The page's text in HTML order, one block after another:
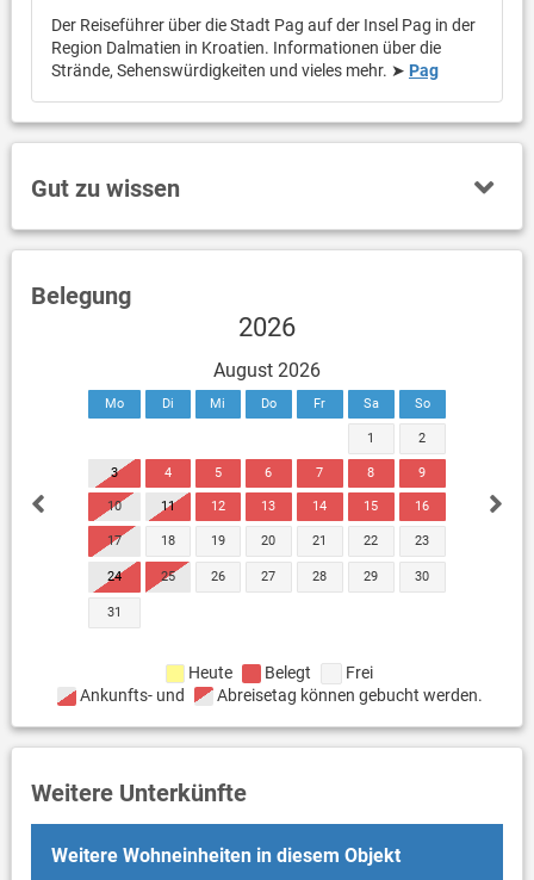
Der Reiseführer über die Stadt Pag auf der Insel Pag in der
Region Dalmatien in Kroatien. Informationen über die
Strände, Sehenswürdigkeiten und vieles mehr. ➤ Pag
Gut zu wissen
Belegung
2026
August 2026
Mo Di Mi Do Fr Sa So
1 2
3 4 5 6 7 8 9
10 11 12 13 14 15 16
17 18 19 20 21 22 23
24 25 26 27 28 29 30
31
Heute Belegt
Frei
Ankunfts- und
Abreisetag können gebucht werden.
Weitere Unterkünfte
Weitere Wohneinheiten in diesem Objekt